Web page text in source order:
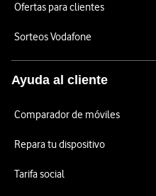
Ofertas para clientes
Sorteos Vodafone
Ayuda al cliente
Comparador de móviles
Repara tu dispositivo
Tarifa social